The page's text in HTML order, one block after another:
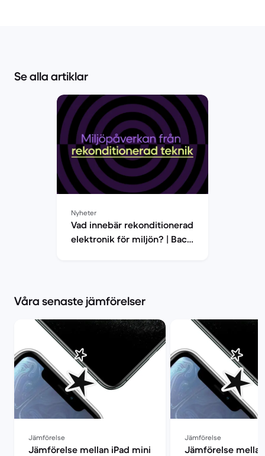
Se alla artiklar
Nyheter
Vad innebär rekonditionerad
elektronik för miljön? | Back
Våra senaste jämförelser
Jämförelse
Jämförelse mellan iPad mini
Jämförelse
Jämförelse